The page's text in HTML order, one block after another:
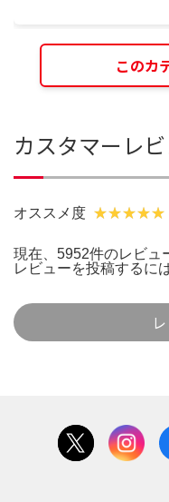
このカ
カスタマーレ
オススメ度
現在、5952件のレビュ
レビューを投稿するに